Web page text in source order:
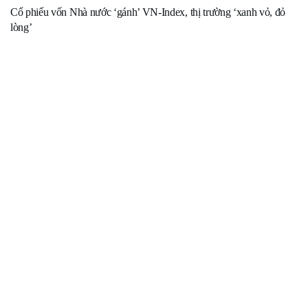
Cổ phiếu vốn Nhà nước ‘gánh’ VN-Index, thị trường ‘xanh vỏ, đỏ
lòng’